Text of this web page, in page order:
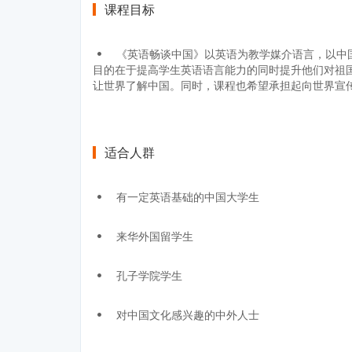
课程目标
《英语畅谈中国》以英语为教学媒介语言，以
目的在于提高学生英语语言能力的同时提升他们对
让世界了解中国。同时，课程也希望承担起向世界
适合人群
有一定英语基础的中国大学生
来华外国留学生
孔子学院学生
对中国文化感兴趣的中外人士